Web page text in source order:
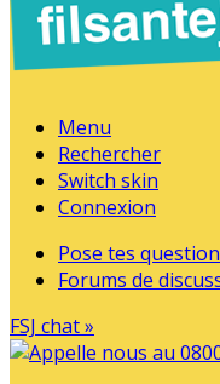
Menu
Rechercher
Switch skin
Connexion
Pose tes
Forums de
FSJ chat »